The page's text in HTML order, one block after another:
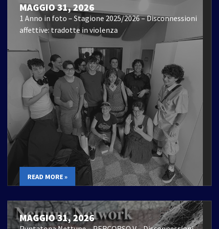
MAGGIO 31, 2026
1 Anno in foto – Stagione 2025/2026 – Disconnessioni
affettive: tradotte in violenza
READ MORE »
MAGGIO 31, 2026